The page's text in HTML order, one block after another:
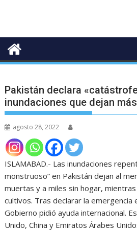
Pakistán declara
inundaciones que dejan
agosto 28, 2022
ISLAMABAD.- Las inundaciones
monstruoso” en Pakistán dejan al
muertas y a miles sin hogar,
cultivos. Tras declarar la
Gobierno pidió ayuda internacional.
Unido, China y Emiratos Árabes